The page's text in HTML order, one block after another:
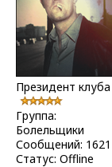
Президент клуба
Группа:
Болельщики
Сообщений: 1621
Статус: Offline